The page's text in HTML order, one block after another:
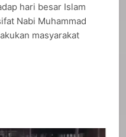
hari besar Islam
Nabi Muhammad
masyarakat